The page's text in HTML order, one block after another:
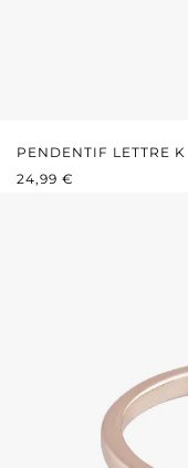
PENDENTIF LETTRE K
PRIX RÉGULIER :
24,99 €